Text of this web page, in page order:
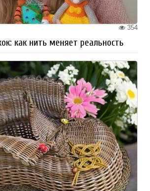
354
как нить меняет реальность